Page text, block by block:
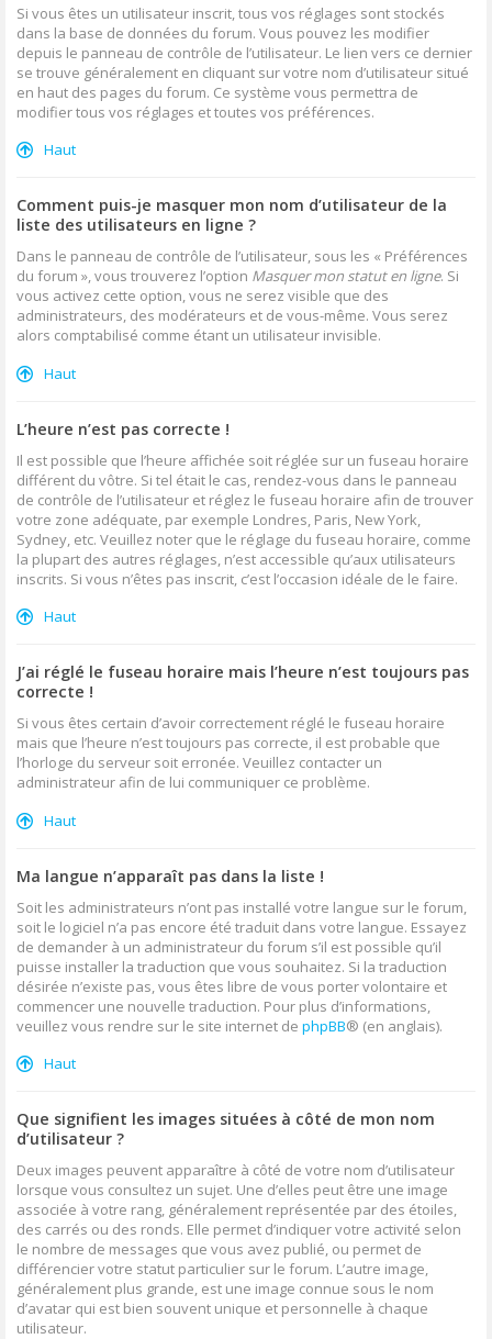
Si vous êtes un utilisateur inscrit, tous vos réglages sont stockés
dans la base de données du forum. Vous pouvez les modifier
depuis le panneau de contrôle de l’utilisateur. Le lien vers ce dernier
se trouve généralement en cliquant sur votre nom d’utilisateur situé
en haut des pages du forum. Ce système vous permettra de
modifier tous vos réglages et toutes vos préférences.
Haut
Comment puis-je masquer mon nom d’utilisateur de la
liste des utilisateurs en ligne ?
Dans le panneau de contrôle de l’utilisateur, sous les « Préférences
du forum », vous trouverez l’option Masquer mon statut en ligne. Si
vous activez cette option, vous ne serez visible que des
administrateurs, des modérateurs et de vous-même. Vous serez
alors comptabilisé comme étant un utilisateur invisible.
Haut
L’heure n’est pas correcte !
Il est possible que l’heure affichée soit réglée sur un fuseau horaire
différent du vôtre. Si tel était le cas, rendez-vous dans le panneau
de contrôle de l’utilisateur et réglez le fuseau horaire afin de trouver
votre zone adéquate, par exemple Londres, Paris, New York,
Sydney, etc. Veuillez noter que le réglage du fuseau horaire, comme
la plupart des autres réglages, n’est accessible qu’aux utilisateurs
inscrits. Si vous n’êtes pas inscrit, c’est l’occasion idéale de le faire.
Haut
J’ai réglé le fuseau horaire mais l’heure n’est toujours pas
correcte !
Si vous êtes certain d’avoir correctement réglé le fuseau horaire
mais que l’heure n’est toujours pas correcte, il est probable que
l’horloge du serveur soit erronée. Veuillez contacter un
administrateur afin de lui communiquer ce problème.
Haut
Ma langue n’apparaît pas dans la liste !
Soit les administrateurs n’ont pas installé votre langue sur le forum,
soit le logiciel n’a pas encore été traduit dans votre langue. Essayez
de demander à un administrateur du forum s’il est possible qu’il
puisse installer la traduction que vous souhaitez. Si la traduction
désirée n’existe pas, vous êtes libre de vous porter volontaire et
commencer une nouvelle traduction. Pour plus d’informations,
veuillez vous rendre sur le site internet de phpBB® (en anglais).
Haut
Que signifient les images situées à côté de mon nom
d’utilisateur ?
Deux images peuvent apparaître à côté de votre nom d’utilisateur
lorsque vous consultez un sujet. Une d’elles peut être une image
associée à votre rang, généralement représentée par des étoiles,
des carrés ou des ronds. Elle permet d’indiquer votre activité selon
le nombre de messages que vous avez publié, ou permet de
différencier votre statut particulier sur le forum. L’autre image,
généralement plus grande, est une image connue sous le nom
d’avatar qui est bien souvent unique et personnelle à chaque
utilisateur.